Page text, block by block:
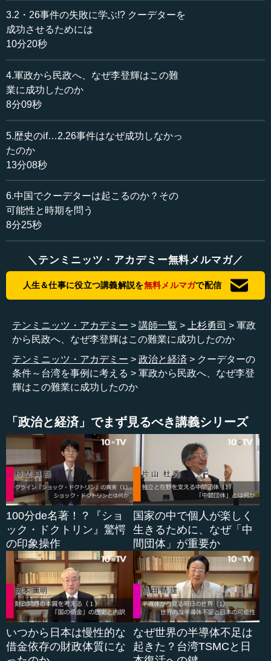
ーが成功したとしても、その後の民政転換、民主主義とい
うことで民政移管の部分の話が重要なポイントになるので
はないかということでした。なぜ民政移管なのかというと
ころです。
上杉 クーデターを起こして軍事政権のままでいるという
ことは、「なぜ中国になりたくないのか」「権威主義の下
に行きたくない」「自由でいたい」「民主主義でいたい」
という台湾のアイデンティティを考えると、長続きはでき
ません。なので、民進党がもしクーデターを起こして、
（つまり）軍とともにクーデターを起こす場合には速やか
ます。それで、新憲法を制定、あるいは選挙による政権移
譲をちゃんとやりますよということを明確に示すと思いま
す。
韓国も実は粛軍クーデターがあって、全斗煥と盧泰愚が
クーデターを起こしました。それが1987年、民主化宣言を
することによって――もちろん人々の民主化の動きが周囲
ではあったのですが――軍政から民政に移っていったとい
に移すということです。
民政に移すときにいろいろな国で問題になるのは、権力
を握った軍がその権力を手放したくないと思い、戒厳令を
敷いて、彼らが独占的に権力を握ることになってしまうと
それから、国際社会の関与がここでは重要になってくる
のかなと思います。台湾は日本と同じで国際社会の中でし
か生きられないような状況にありますから、軍政が続く中
で貿易も経済も立ち行かなくなってくるのではないでしょ
うか。そういう意味で、国際社会は十分プレッシャーをか
けて、「早く民政移管をしなさい」ということを言えるの
ではないかと思います。
それから今回、民主主義という正義を掲げたのだけれ
ど、軍が決起して、選挙で選ばれた総統が倒されたという
ことになった場合、二度とそういうような状況にならない
ような仕組みも新たに構築していく必要ができてくると思
います。
それでは、どうしたら軍のお偉いさんがクーデターなど
起こそうと思わないで、そのまま余生を全うしてく...
3.2・26事件の失敗に学ぶ!? クーデターを
成功させるためには
10分20秒
4.軍政から民政へ、なぜ李登輝はこの難
業に成功したのか
8分09秒
5.歴史のif…2.26事件はなぜ成功しなかっ
たのか
13分08秒
6.中国でクーデターは起こるのか？その
可能性と時期を問う
8分25秒
＼テンミニッツ・アカデミー無料メルマガ／
人生＆仕事に役立つ講義解説を無料メルマガで配信
テンミニッツ・アカデミー 講師一覧 上杉勇司
軍政
から民政へ、なぜ李登輝はこの難業に成功したのか
テンミニッツ・アカデミー
政治と経済
クーデターの
条件～台湾を事例に考える
軍政から民政へ、なぜ李登
輝はこの難業に成功したのか
「政治と経済」でまず見るべき講義シリーズ
100分de名著！？『ショ
ック・ドクトリン』驚愕
の印象操作
国家の中で個人が楽しく
生きるために、なぜ「中
間団体」が重要か
いつから日本は慢性的な
借金依存の財政体質にな
なぜ世界の半導体不足は
起きた？台湾TSMCと日